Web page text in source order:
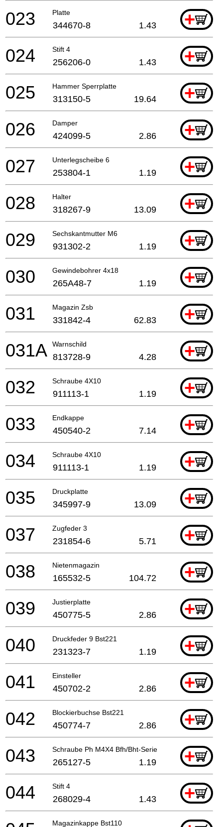
Platte +
023 344670-8 1.43
Stift 4 +
024 256206-0 1.43
Hammer Sperrplatte +
025 313150-5 19.64
Damper +
026 424099-5 2.86
Unterlegscheibe 6 +
027 253804-1 1.19
Halter +
028 318267-9 13.09
Sechskantmutter M6 +
029 931302-2 1.19
Gewindebohrer 4x18 +
030 265A48-7 1.19
Magazin Zsb +
031 331842-4 62.83
Warnschild +
031A 813728-9 4.28
Schraube 4X10 +
032 911113-1 1.19
Endkappe +
033 450540-2 7.14
Schraube 4X10 +
034 911113-1 1.19
Druckplatte +
035 345997-9 13.09
Zugfeder 3 +
037 231854-6 5.71
Nietenmagazin +
038 165532-5 104.72
Justierplatte +
039 450775-5 2.86
Druckfeder 9 Bst221 +
040 231323-7 1.19
Einsteller +
041 450702-2 2.86
Blockierbuchse Bst221 +
042 450774-7 2.86
Schraube Ph M4X4 Bfh/Bht-Serie +
043 265127-5 1.19
Stift 4 +
044 268029-4 1.43
Magazinkappe Bst110